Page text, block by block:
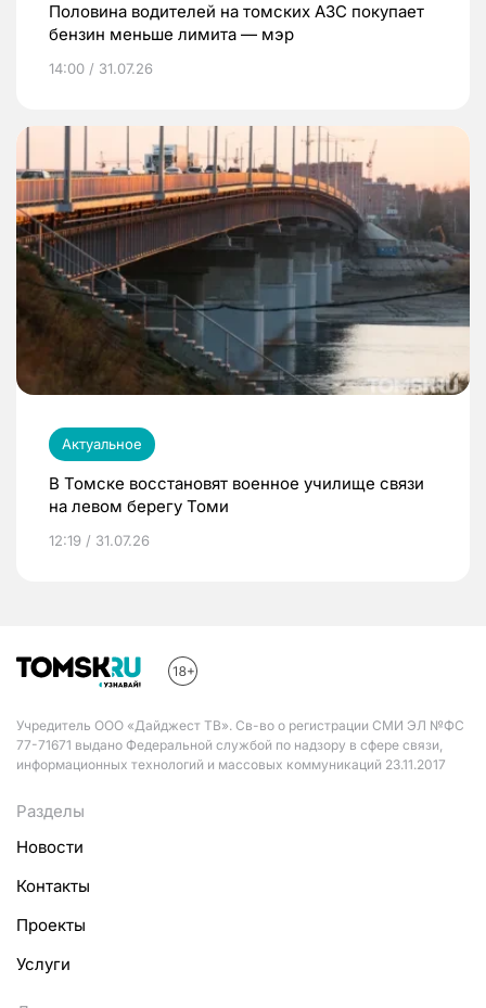
Половина водителей на томских АЗС покупает
бензин меньше лимита — мэр
14:00 / 31.07.26
Актуальное
В Томске восстановят военное училище связи
на левом берегу Томи
12:19 / 31.07.26
Учредитель ООО «Дайджест ТВ». Св-во о регистрации СМИ ЭЛ №ФС
77-71671 выдано Федеральной службой по надзору в сфере связи,
информационных технологий и массовых коммуникаций 23.11.2017
Разделы
Новости
Контакты
Проекты
Услуги